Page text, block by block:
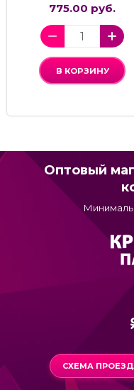
775.00 руб.
В КОРЗИНУ
Оптовый
СХЕМА